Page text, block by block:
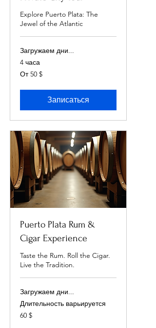
Explore Puerto Plata: The
Jewel of the Atlantic
Загружаем дни...
4 часа
От
50
От 50 $
Записаться
Puerto Plata Rum &
Cigar Experience
Taste the Rum. Roll the Cigar.
Live the Tradition.
Загружаем дни...
Длительность варьируется
60
долларов
60 $